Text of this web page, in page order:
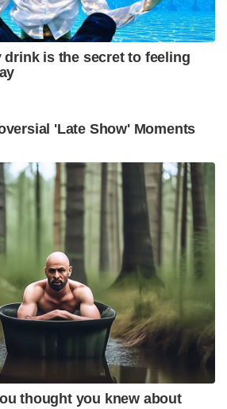
is the secret to feeling
'Late Show' Moments
thought you knew about